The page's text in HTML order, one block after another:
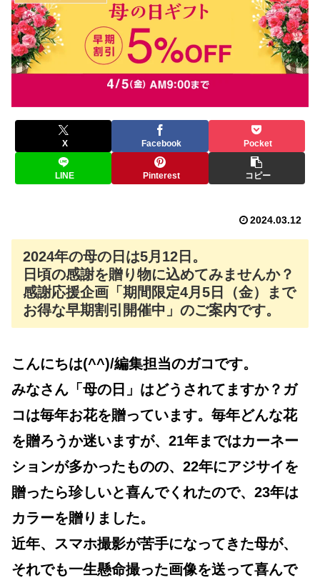
X Facebook Pocket
LINE Pinterest コピー
2024.03.12
2024年の母の日は5月12日。
日頃の感謝を贈り物に込めてみませんか？
感謝応援企画「期間限定4月5日（金）まで
お得な早期割引開催中」のご案内です。
こんにちは(^^)/編集担当のガコです。
みなさん「母の日」はどうされてますか？ガ
コは毎年お花を贈っています。毎年どんな花
を贈ろうか迷いますが、21年まではカーネー
ションが多かったものの、22年にアジサイを
贈ったら珍しいと喜んでくれたので、23年は
カラーを贈りました。
近年、スマホ撮影が苦手になってきた母が、
それでも一生懸命撮った画像を送って喜んで